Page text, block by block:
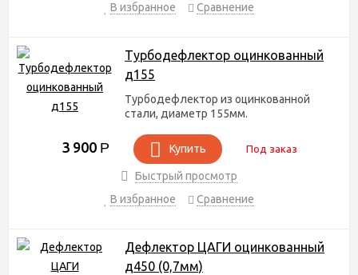
В избранное
Сравнение
Турбодефлектор оцинкованный
д155
Турбодефлектор из оцинкованной
стали, диаметр 155мм.
3 900 Р Купить Под заказ
Быстрый просмотр
В избранное
Сравнение
Дефлектор ЦАГИ оцинкованный
д450 (0,7мм)